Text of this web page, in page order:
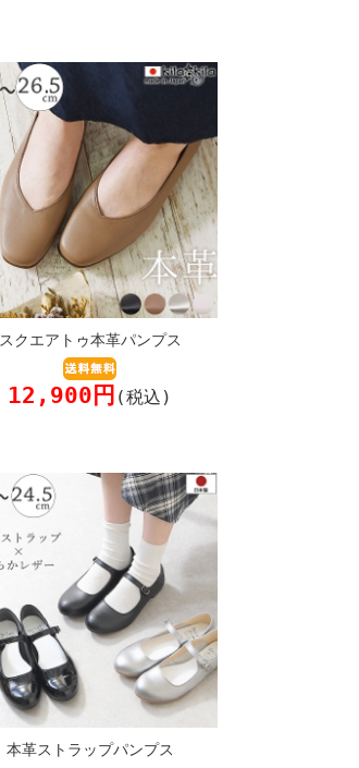
スクエアトゥ本革パンプス
12,900円 (税込)
本革ストラップパンプス